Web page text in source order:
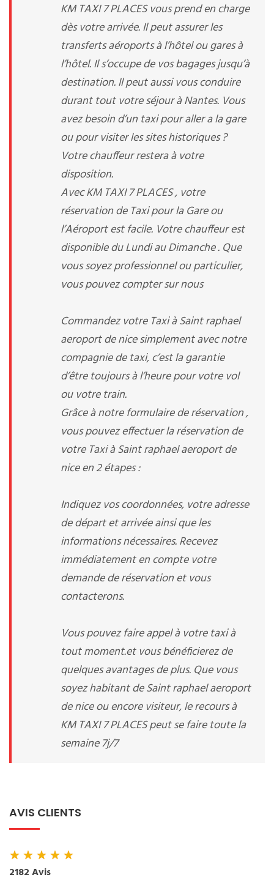
KM TAXI 7 PLACES vous prend en charge
dès votre arrivée. Il peut assurer les
transferts aéroports à l’hôtel ou gares à
l’hôtel. Il s’occupe de vos bagages jusqu’à
destination. Il peut aussi vous conduire
durant tout votre séjour à Nantes. Vous
avez besoin d’un taxi pour aller a la gare
ou pour visiter les sites historiques ?
Votre chauffeur restera à votre
disposition.
Avec KM TAXI 7 PLACES , votre
réservation de Taxi pour la Gare ou
l’Aéroport est facile. Votre chauffeur est
disponible du Lundi au Dimanche . Que
vous soyez professionnel ou particulier,
vous pouvez compter sur nous
Commandez votre Taxi à Saint raphael
aeroport de nice simplement avec notre
compagnie de taxi, c’est la garantie
d’être toujours à l’heure pour votre vol
ou votre train.
Grâce à notre formulaire de réservation ,
vous pouvez effectuer la réservation de
votre Taxi à Saint raphael aeroport de
nice en 2 étapes :
Indiquez vos coordonnées, votre adresse
de départ et arrivée ainsi que les
informations nécessaires. Recevez
immédiatement en compte votre
demande de réservation et vous
contacterons.
Vous pouvez faire appel à votre taxi à
tout moment.et vous bénéficierez de
quelques avantages de plus. Que vous
soyez habitant de Saint raphael aeroport
de nice ou encore visiteur, le recours à
KM TAXI 7 PLACES peut se faire toute la
semaine 7j/7
AVIS CLIENTS
★★★★★
2182 Avis